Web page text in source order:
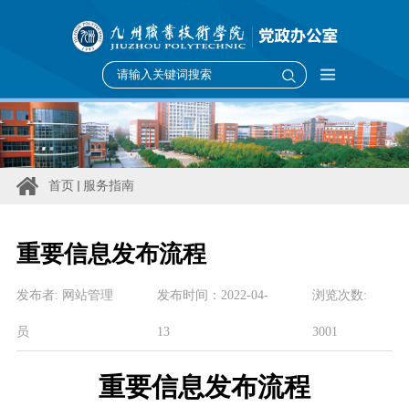
首页 服务指南
重要信息发布流程
发布者: 网站管理
员
发布时间： 2022-04-
13
浏览次数:
3001
重要信息发布流程